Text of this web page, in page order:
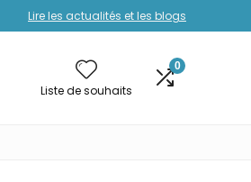
Lire les actualités et les blogs
Liste de souhaits
0